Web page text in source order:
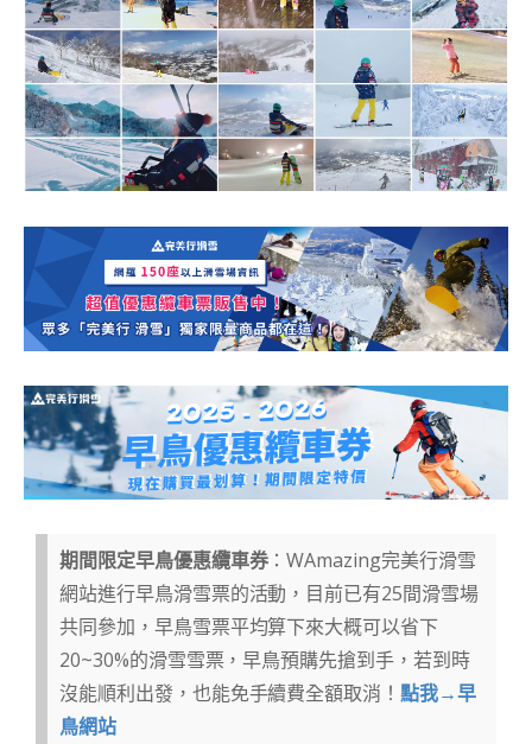
期間限定早鳥優惠纜車券：WAmazing完美行滑雪
網站進行早鳥滑雪票的活動，目前已有25間滑雪場
共同參加，早鳥雪票平均算下來大概可以省下
20~30%的滑雪雪票，早鳥預購先搶到手，若到時
沒能順利出發，也能免手續費全額取消！點我→早
鳥網站